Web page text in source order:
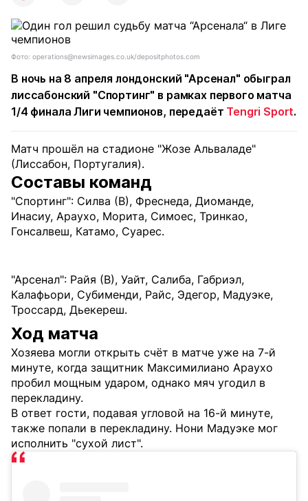
Фото: operations@newsimages.co.uk/depositphotos.com
В ночь на 8 апреля лондонский "Арсенал" обыграл
лиссабонский "Спортинг" в рамках первого матча
1/4 финала Лиги чемпионов, передаёт Tengri Sport.
Матч прошёл на стадионе "Жозе Альваладе"
(Лиссабон, Португалия).
Составы команд
"Спортинг": Силва (В), Фреснеда, Диоманде,
Инасиу, Араухо, Морита, Симоес, Тринкао,
Гонсалвеш, Катамо, Суарес.
"Арсенал": Райя (В), Уайт, Салиба, Габриэл,
Калафьори, Субименди, Райс, Эдегор, Мадуэке,
Троссард, Дьекереш.
Ход матча
Хозяева могли открыть счёт в матче уже на 7-й
минуте, когда защитник Максимилиано Араухо
пробил мощным ударом, однако мяч угодил в
перекладину.
В ответ гости, подавая угловой на 16-й минуте,
также попали в перекладину. Нони Мадуэке мог
исполнить "сухой лист".